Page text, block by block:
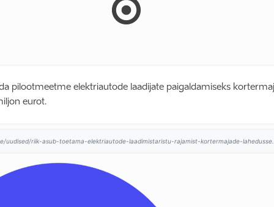
pilootmeetme elektriautode laadijate paigaldamiseks
eurot.
uudised/riik-asub-toetama-elektriautode-laadimistaristu-rajamist-kortermajade-